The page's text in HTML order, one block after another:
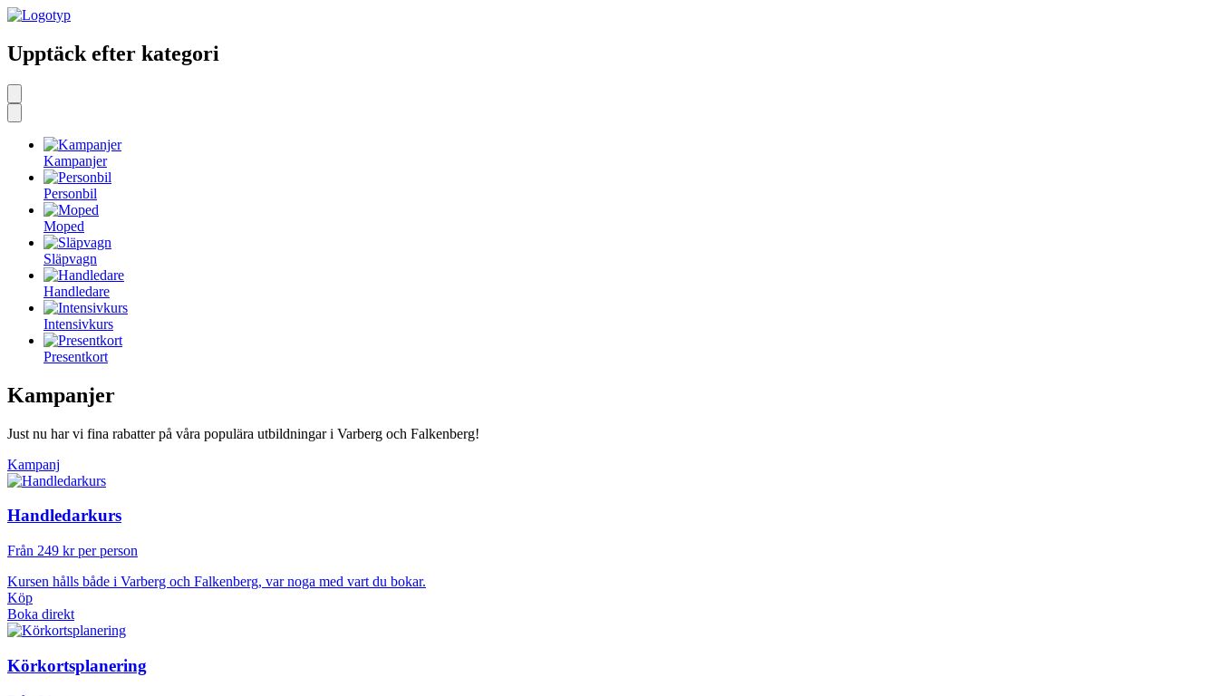
Upptäck efter kategori
Kampanjer
Personbil
Moped
Släpvagn
Handledare
Intensivkurs
Presentkort
Kampanjer
Just nu har vi fina rabatter på våra populära utbildningar i Varberg och Falkenberg!
Kampanj
Handledarkurs
Från 249 kr per person
Kursen hålls både i Varberg och Falkenberg, var noga med vart du bokar.
Köp
Boka direkt
Körkortsplanering